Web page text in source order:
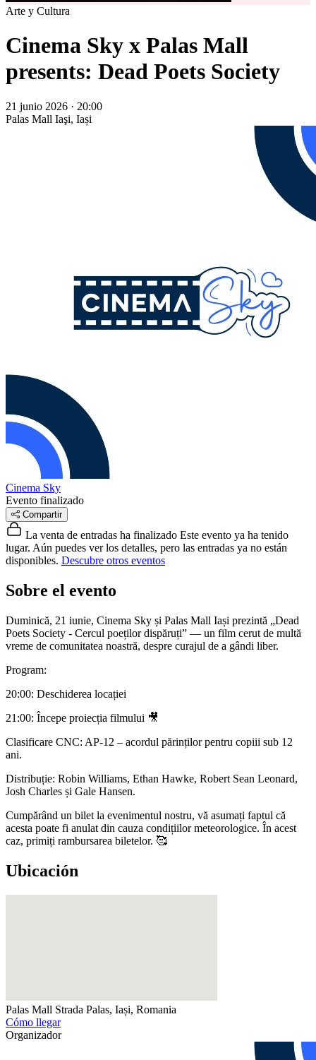
Arte y Cultura
Cinema Sky x Palas Mall
presents: Dead Poets Society
21 junio 2026 · 20:00
Palas Mall Iaşi, Iași
Cinema Sky
Evento finalizado
Compartir
La venta de entradas ha finalizado Este evento ya ha tenido
lugar. Aún puedes ver los detalles, pero las entradas ya no están
disponibles. Descubre otros eventos
Sobre el evento
Duminică, 21 iunie, Cinema Sky și Palas Mall Iași prezintă „Dead
Poets Society - Cercul poeților dispăruți” — un film cerut de multă
vreme de comunitatea noastră, despre curajul de a gândi liber.
Program:
20:00: Deschiderea locației
21:00: Începe proiecția filmului 🎥
Clasificare CNC: AP-12 – acordul părinților pentru copiii sub 12
ani.
Distribuție: Robin Williams, Ethan Hawke, Robert Sean Leonard,
Josh Charles și Gale Hansen.
Cumpărând un bilet la evenimentul nostru, vă asumați faptul că
acesta poate fi anulat din cauza condițiilor meteorologice. În acest
caz, primiți rambursarea biletelor. 🥰
Ubicación
Palas Mall Strada Palas, Iași, Romania
Cómo llegar
Organizador